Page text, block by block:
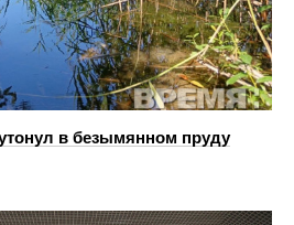
в безымянном пруду